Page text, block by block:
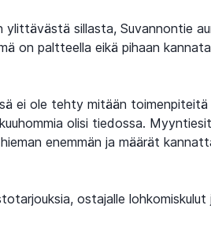
ylittävästä sillasta, Suvannontie
on paltteella eikä pihaan
ei ole tehty mitään toimenpiteitä
olisi tiedossa.
enemmän ja määrät
ostajalle lohkomiskulut